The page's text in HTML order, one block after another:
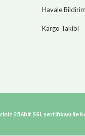
Havale
Kargo Takibi
256bit SSL sertifikası ile